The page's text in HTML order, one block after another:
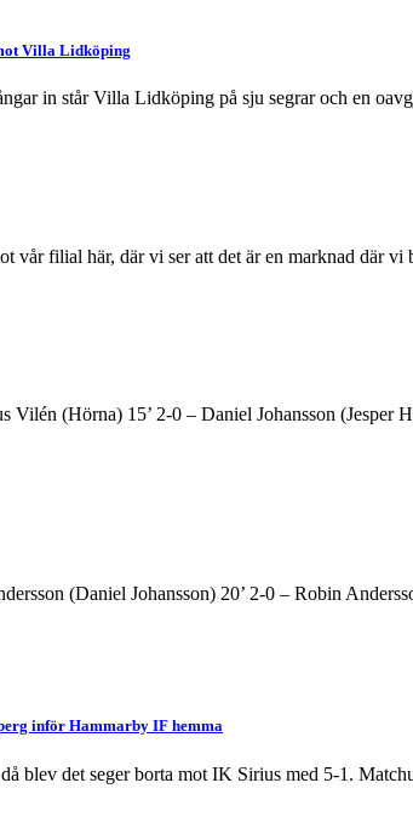
Villa Lidköping
in står Villa Lidköping på sju segrar och en
vår filial här, där vi ser att det är en marknad där
(Hörna) 15’ 2-0 – Daniel Johansson (Jesper
(Daniel Johansson) 20’ 2-0 – Robin
inför Hammarby IF hemma
blev det seger borta mot IK Sirius med 5-1.